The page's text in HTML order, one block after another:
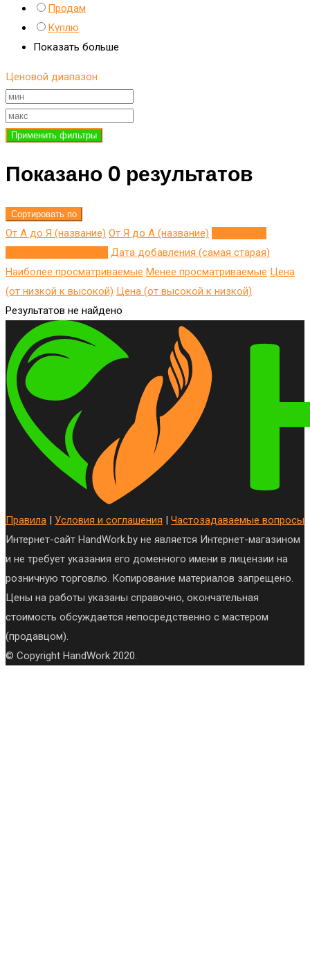
Продам
Куплю
Показать больше
Ценовой диапазон
Применить фильтры
Показано 0 результатов
Сортировать по
От А до Я (название) От Я до A (название)
Дата добавления (самая старая)
Наиболее просматриваемые Менее просматриваемые Цена
(от низкой к высокой) Цена (от высокой к низкой)
Результатов не найдено
Правила | Условия и соглашения | Частозадаваемые вопросы
Интернет-сайт HandWork.by не является Интернет-магазином
и не требует указания его доменного имени в лицензии на
розничную торговлю. Копирование материалов запрещено.
Цены на работы указаны справочно, окончательная
стоимость обсуждается непосредственно с мастером
(продавцом).
© Copyright HandWork 2020.